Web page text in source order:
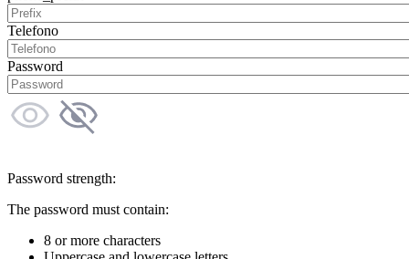
Telefono
Password
Password strength:
The password must contain:
8 or more characters